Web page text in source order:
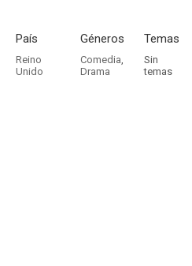
País
Reino
Unido
Géneros
Comedia,
Drama
Temas
Sin
temas